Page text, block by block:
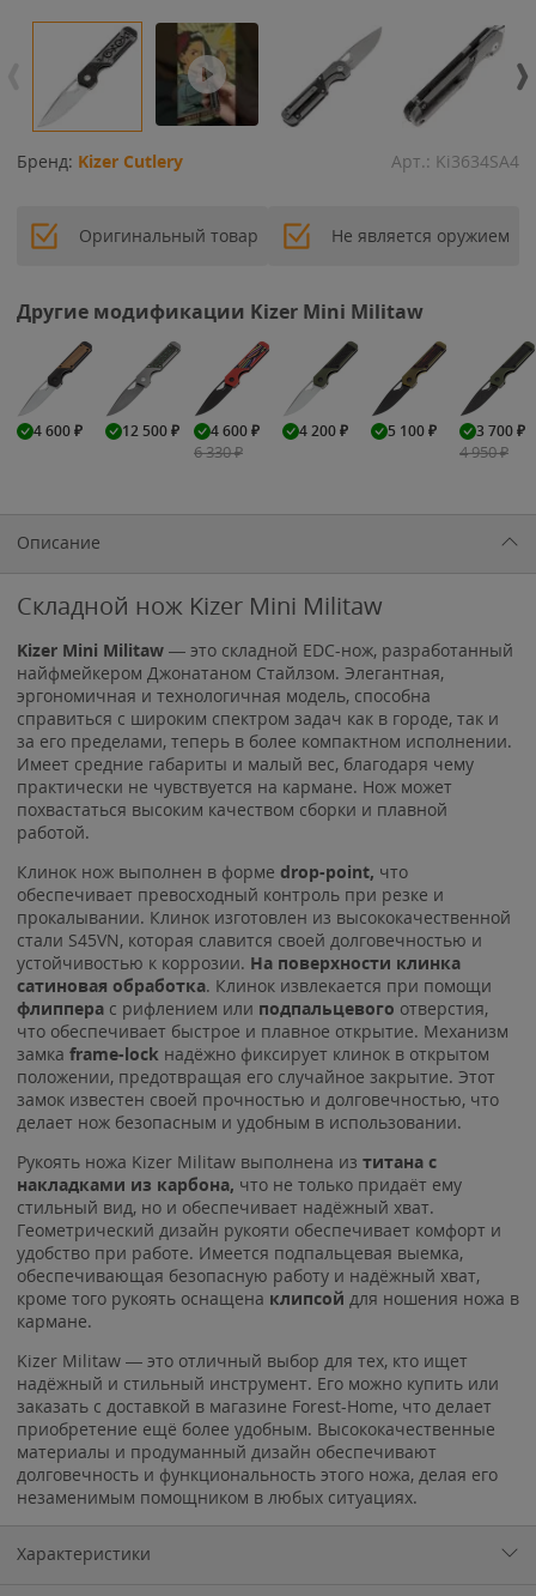
Бренд: Kizer Cutlery Арт.: Ki3634SA4
Оригинальный товар Не является оружием
Другие модификации Kizer Mini Militaw
4 600₽ 12 500₽ 4 600₽
6 330₽
4 200₽ 5 100₽ 3 700₽
4 950₽
Описание
Складной нож Kizer Mini Militaw
Kizer Mini Militaw — это складной EDC-нож, разработанный
найфмейкером Джонатаном Стайлзом. Элегантная,
эргономичная и технологичная модель, способна
справиться с широким спектром задач как в городе, так и
за его пределами, теперь в более компактном исполнении.
Имеет средние габариты и малый вес, благодаря чему
практически не чувствуется на кармане. Нож может
похвастаться высоким качеством сборки и плавной
работой.
Клинок нож выполнен в форме drop-point, что
обеспечивает превосходный контроль при резке и
прокалывании. Клинок изготовлен из высококачественной
стали S45VN, которая славится своей долговечностью и
устойчивостью к коррозии. На поверхности клинка
сатиновая обработка. Клинок извлекается при помощи
флиппера с рифлением или подпальцевого отверстия,
что обеспечивает быстрое и плавное открытие. Механизм
замка frame-lock надёжно фиксирует клинок в открытом
положении, предотвращая его случайное закрытие. Этот
замок известен своей прочностью и долговечностью, что
делает нож безопасным и удобным в использовании.
Рукоять ножа Kizer Militaw выполнена из титана с
накладками из карбона, что не только придаёт ему
стильный вид, но и обеспечивает надёжный хват.
Геометрический дизайн рукояти обеспечивает комфорт и
удобство при работе. Имеется подпальцевая выемка,
обеспечивающая безопасную работу и надёжный хват,
кроме того рукоять оснащена клипсой для ношения ножа в
кармане.
Kizer Militaw — это отличный выбор для тех, кто ищет
надёжный и стильный инструмент. Его можно купить или
заказать с доставкой в магазине Forest-Home, что делает
приобретение ещё более удобным. Высококачественные
материалы и продуманный дизайн обеспечивают
долговечность и функциональность этого ножа, делая его
незаменимым помощником в любых ситуациях.
Характеристики